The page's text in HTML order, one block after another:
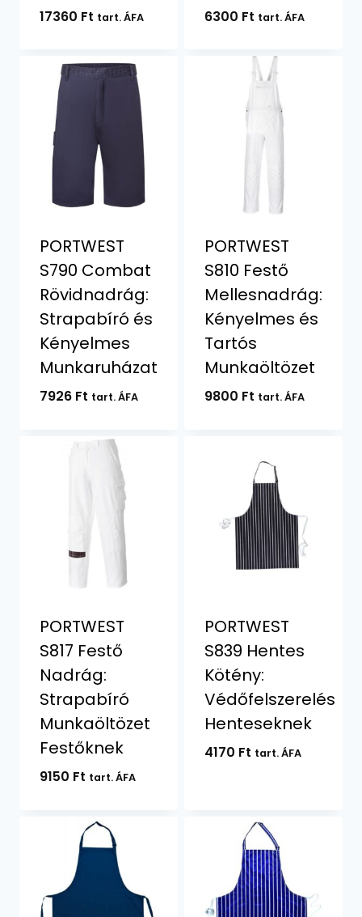
17360 Ft tart. ÁFA 6300 Ft tart. ÁFA
PORTWEST
S790 Combat
Rövidnadrág:
Strapabíró és
Kényelmes
Munkaruházat
7926 Ft tart. ÁFA
PORTWEST
S810 Festő
Mellesnadrág:
Kényelmes és
Tartós
Munkaöltözet
9800 Ft tart. ÁFA
PORTWEST
S817 Festő
Nadrág:
Strapabíró
Munkaöltözet
Festőknek
9150 Ft tart. ÁFA
PORTWEST
S839 Hentes
Kötény:
Védőfelszerelés
Henteseknek
4170 Ft tart. ÁFA